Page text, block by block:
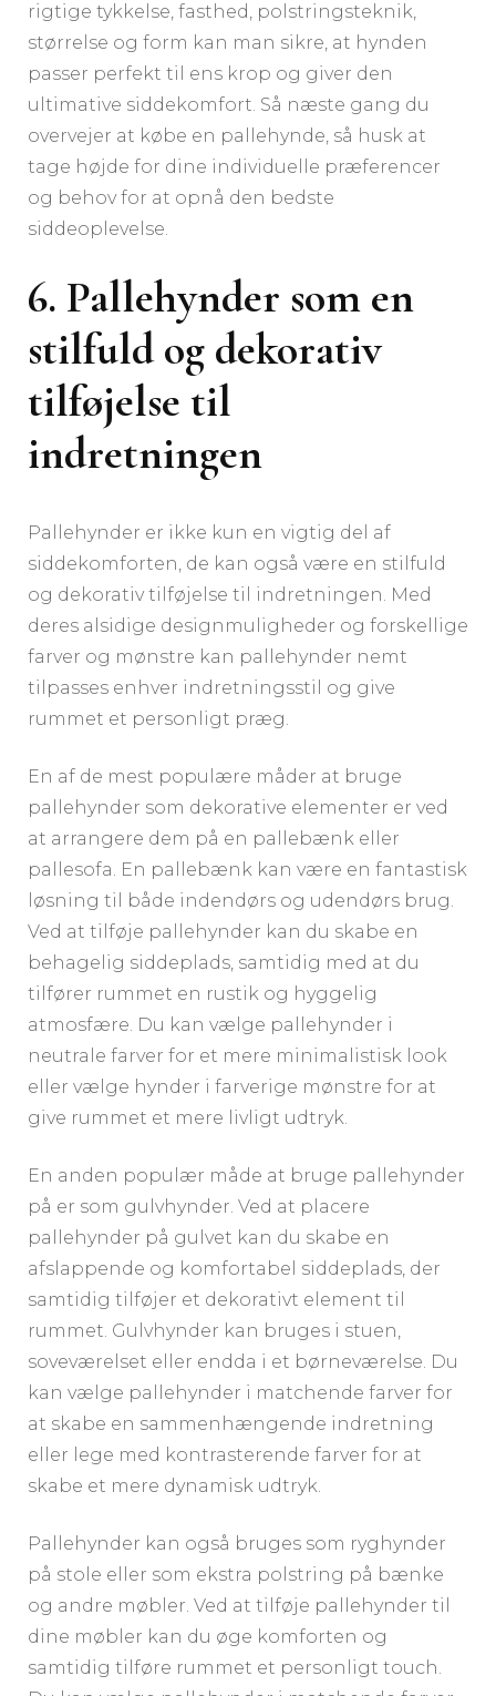
rigtige tykkelse, fasthed, polstringsteknik,
størrelse og form kan man sikre, at hynden
passer perfekt til ens krop og giver den
ultimative siddekomfort. Så næste gang du
overvejer at købe en pallehynde, så husk at
tage højde for dine individuelle præferencer
og behov for at opnå den bedste
siddeoplevelse.
6. Pallehynder som en
stilfuld og dekorativ
tilføjelse til
indretningen
Pallehynder er ikke kun en vigtig del af
siddekomforten, de kan også være en stilfuld
og dekorativ tilføjelse til indretningen. Med
deres alsidige designmuligheder og forskellige
farver og mønstre kan pallehynder nemt
tilpasses enhver indretningsstil og give
rummet et personligt præg.
En af de mest populære måder at bruge
pallehynder som dekorative elementer er ved
at arrangere dem på en pallebænk eller
pallesofa. En pallebænk kan være en fantastisk
løsning til både indendørs og udendørs brug.
Ved at tilføje pallehynder kan du skabe en
behagelig siddeplads, samtidig med at du
tilfører rummet en rustik og hyggelig
atmosfære. Du kan vælge pallehynder i
neutrale farver for et mere minimalistisk look
eller vælge hynder i farverige mønstre for at
give rummet et mere livligt udtryk.
En anden populær måde at bruge pallehynder
på er som gulvhynder. Ved at placere
pallehynder på gulvet kan du skabe en
afslappende og komfortabel siddeplads, der
samtidig tilføjer et dekorativt element til
rummet. Gulvhynder kan bruges i stuen,
soveværelset eller endda i et børneværelse. Du
kan vælge pallehynder i matchende farver for
at skabe en sammenhængende indretning
eller lege med kontrasterende farver for at
skabe et mere dynamisk udtryk.
Pallehynder kan også bruges som ryghynder
på stole eller som ekstra polstring på bænke
og andre møbler. Ved at tilføje pallehynder til
dine møbler kan du øge komforten og
samtidig tilføre rummet et personligt touch.